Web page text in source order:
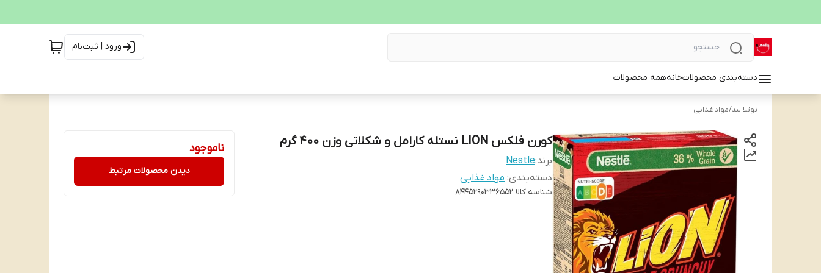
ورود | ثبت‌نام
دسته‌بندی محصولاتخانههمه محصولات
نوتلا لند/مواد غذایی
کورن فلکس LION نستله کارامل و شکلاتی وزن 400 گرم
برند:Nestle
دسته‌بندی: مواد غذایی
شناسه کالا 8445290336552
ناموجود
دیدن محصولات مرتبط